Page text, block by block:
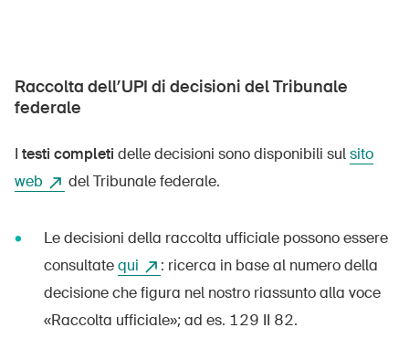
Raccolta dell’UPI di decisioni del Tribunale
federale
I testi completi delle decisioni sono disponibili sulsito
web
del Tribunale federale.
Le decisioni della raccolta ufficiale possono essere
consultatequi
: ricerca in base al numero della
decisione che figura nel nostro riassunto alla voce
«Raccolta ufficiale»; ad es. 129 II 82.